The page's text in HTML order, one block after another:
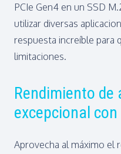
PCIe Gen4 en un SSD
utilizar diversas
respuesta increíble para
limitaciones.
Rendimiento
excepcional
Aprovecha al máximo el